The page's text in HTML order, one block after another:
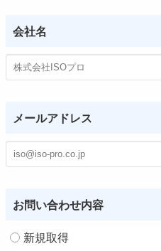
会社名
メールアドレス
お問い合わせ内容
新規取得